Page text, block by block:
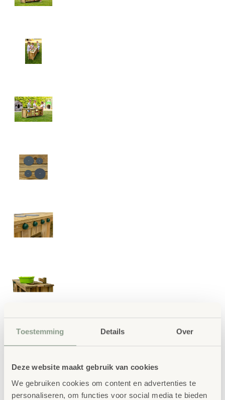
Toestemming Details Over
Deze website maakt gebruik van cookies
We gebruiken cookies om content en advertenties te
personaliseren, om functies voor social media te bieden